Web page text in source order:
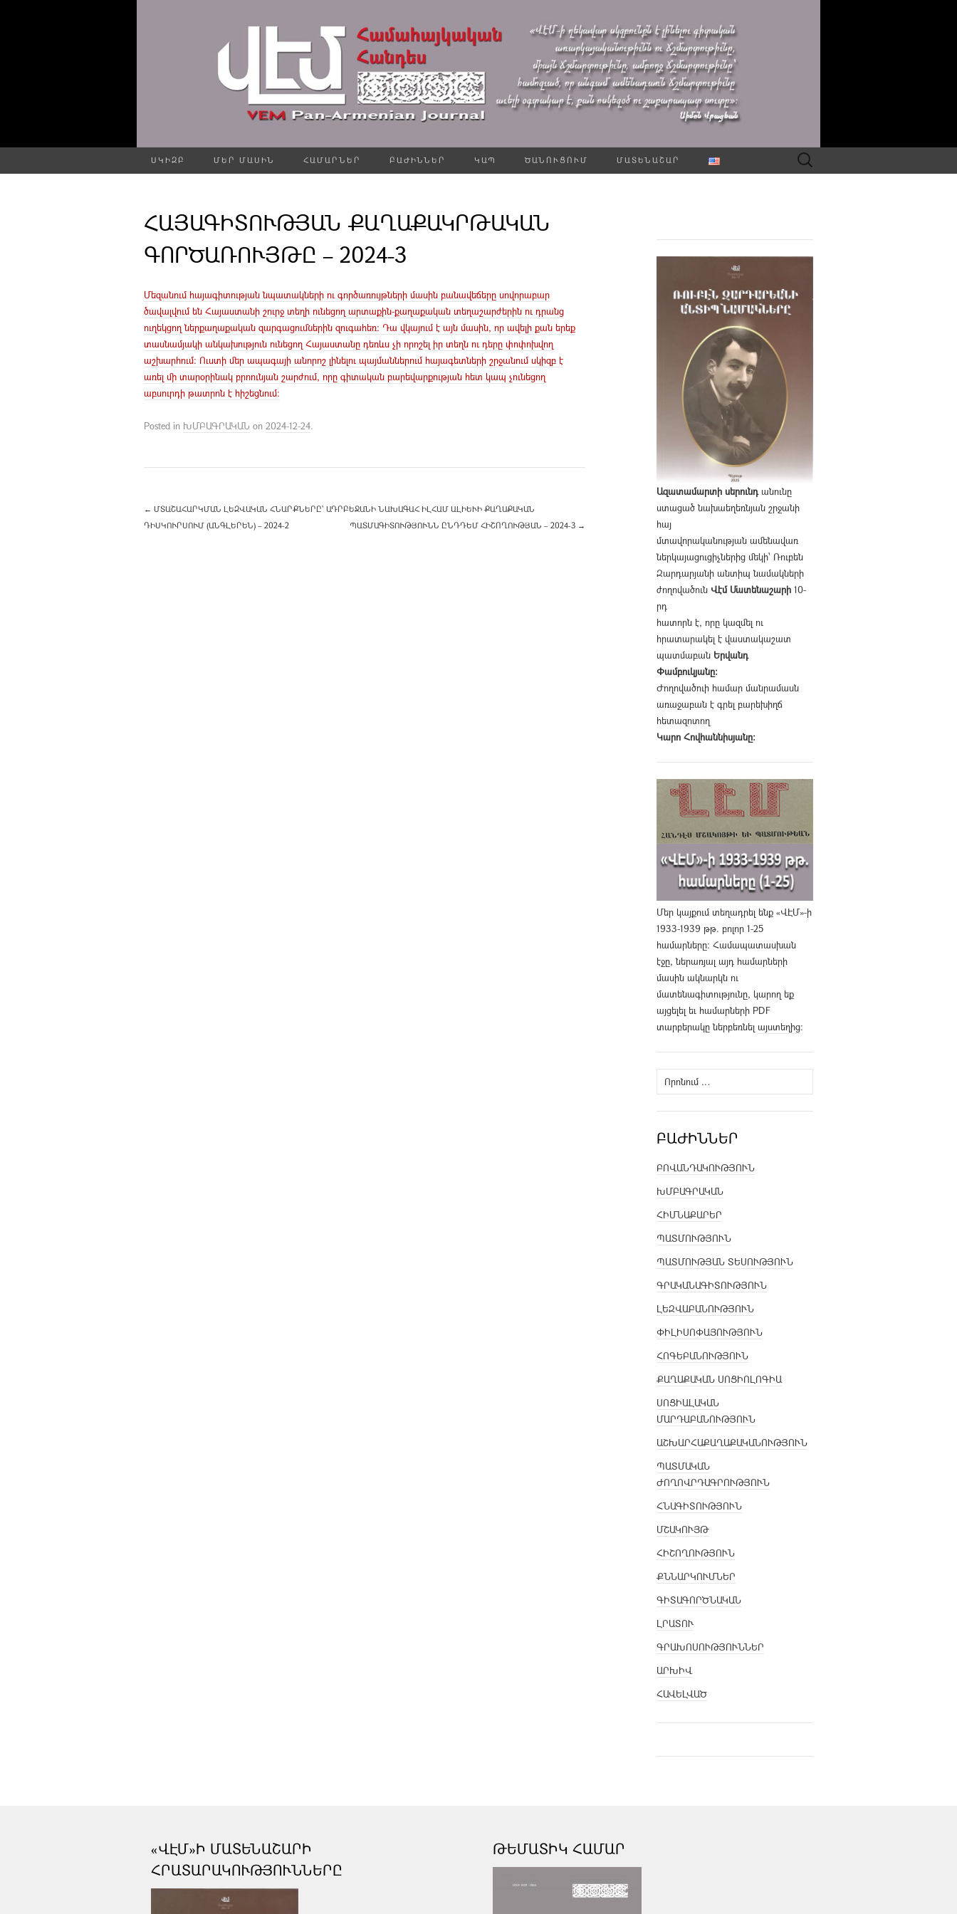
ՍԿԻԶԲ ՄԵՐ ՄԱՍԻՆ ՀԱՄԱՐՆԵՐ ԲԱԺԻՆՆԵՐ ԿԱՊ ԾԱՆՈՒՑՈՒՄ ՄԱՏԵՆԱՇԱՐ Որոնել՝
ՀԱՅԱԳԻՏՈՒԹՅԱՆ ՔԱՂԱՔԱԿՐԹԱԿԱՆ
ԳՈՐԾԱՌՈՒՅԹԸ – 2024-3
Մեզանում հայագիտության նպատակների ու գործառույթների մասին բանավեճերը սովորաբար
ծավալվում են Հայաստանի շուրջ տեղի ունեցող արտաքին-քաղաքական տեղաշարժերին ու դրանց
ուղեկցող ներքաղաքական զարգացումներին զուգահեռ։ Դա վկայում է այն մասին, որ ավելի քան երեք
տասնամյակի անկախություն ունեցող Հայաստանը դեռևս չի որոշել իր տեղն ու դերը փոփոխվող
աշխարհում։ Ուստի մեր ապագայի անորոշ լինելու պայմաններում հայագետների շրջանում սկիզբ է
առել մի տարօրինակ բրոունյան շարժում, որը գիտական բարեվարքության հետ կապ չունեցող
աբսուրդի թատրոն է հիշեցնում։
Posted in ԽՄԲԱԳՐԱԿԱՆ on 2024-12-24.
← ՄՏԱՇԱՀԱՐԿՄԱՆ ԼԵԶՎԱԿԱՆ ՀՆԱՐՔՆԵՐԸ՝ ԱԴՐԲԵՋԱՆԻ ՆԱԽԱԳԱՀ ԻԼՀԱՄ ԱԼԻԵՒԻ ՔԱՂԱՔԱԿԱՆ Դ
ԻՍԿՈՒՐՍՈՒՄ (ԱՆԳԼԵՐԵՆ) – 2024-2
ՊԱՏՄԱԳԻՏՈՒԹՅՈՒՆՆ ԸՆԴԴԵՄ ՀԻՇՈՂՈՒԹՅԱՆ – 2024-3 →
Ազատամարտի սերունդանունը
ստացած նախաեղեռնյան շրջանի
հայ
մտավորականության ամենավառ
ներկայացուցիչներից մեկի՝ Ռուբեն
Զարդարյանի անտիպ նամակների
ժողովածուն Վէմ Մատենաշարի 10-
րդ
հատորն է, որը կազմել ու
հրատարակել է վաստակաշատ
պատմաբան Երվանդ
Փամբուկյանը։
Ժողովածուի համար մանրամասն
առաջաբան է գրել բարեխիղճ
հետազոտող
Կարո Հովհաննիսյանը։
Մեր կայքում տեղադրել ենք «ՎԷՄ»-ի
1933-1939 թթ. բոլոր 1-25
համարները։ Համապատասխան
էջը, ներառյալ այդ համարների
մասին ակնարկն ու
մատենագիտությունը, կարող եք
այցելել եւ համարների PDF
տարբերակը ներբեռնել այստեղից։
Որոնել՝
ԲԱԺԻՆՆԵՐ
ԲՈՎԱՆԴԱԿՈՒԹՅՈՒՆ
ԽՄԲԱԳՐԱԿԱՆ
ՀԻՄՆԱՔԱՐԵՐ
ՊԱՏՄՈՒԹՅՈՒՆ
ՊԱՏՄՈՒԹՅԱՆ ՏԵՍՈՒԹՅՈՒՆ
ԳՐԱԿԱՆԱԳԻՏՈՒԹՅՈՒՆ
ԼԵԶՎԱԲԱՆՈՒԹՅՈՒՆ
ՓԻԼԻՍՈՓԱՅՈՒԹՅՈՒՆ
ՀՈԳԵԲԱՆՈՒԹՅՈՒՆ
ՔԱՂԱՔԱԿԱՆ ՍՈՑԻՈԼՈԳԻԱ
ՍՈՑԻԱԼԱԿԱՆ
ՄԱՐԴԱԲԱՆՈՒԹՅՈՒՆ
ԱՇԽԱՐՀԱՔԱՂԱՔԱԿԱՆՈՒԹՅՈՒՆ
ՊԱՏՄԱԿԱՆ
ԺՈՂՈՎՐԴԱԳՐՈՒԹՅՈՒՆ
ՀՆԱԳԻՏՈՒԹՅՈՒՆ
ՄՇԱԿՈՒՅԹ
ՀԻՇՈՂՈՒԹՅՈՒՆ
ՔՆՆԱՐԿՈՒՄՆԵՐ
ԳԻՏԱԳՈՐԾՆԱԿԱՆ
ԼՐԱՏՈՒ
ԳՐԱԽՈՍՈՒԹՅՈՒՆՆԵՐ
ԱՐԽԻՎ
ՀԱՎԵԼՎԱԾ
«ՎԷՄ»Ի ՄԱՏԵՆԱՇԱՐԻ
ՀՐԱՏԱՐԱԿՈՒԹՅՈՒՆՆԵՐԸ
ԹԵՄԱՏԻԿ ՀԱՄԱՐ